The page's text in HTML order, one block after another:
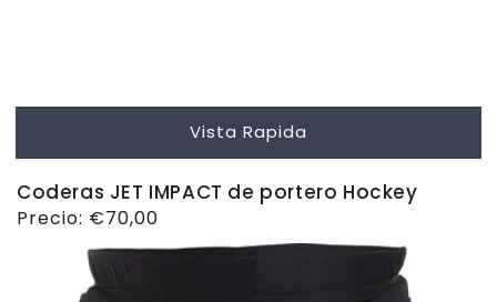
Vista Rapida
Coderas JET IMPACT de portero Hockey
Precio
habitual
Precio: €70,00